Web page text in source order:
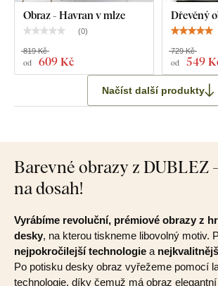
Obraz - Havran v mlze
(0)
od 609 Kč
819 Kč
Dřevěný
od 549
729 Kč
Načíst další produkty
Barevné obrazy z DUBLEZ
na dosah!
Vyrábíme revoluční, prémiové obrazy z
desky, na kterou tiskneme libovolný motiv.
nejpokročilejší technologie a
Po potisku desky obraz vyřežeme pomocí
technologie, díky čemuž má obraz